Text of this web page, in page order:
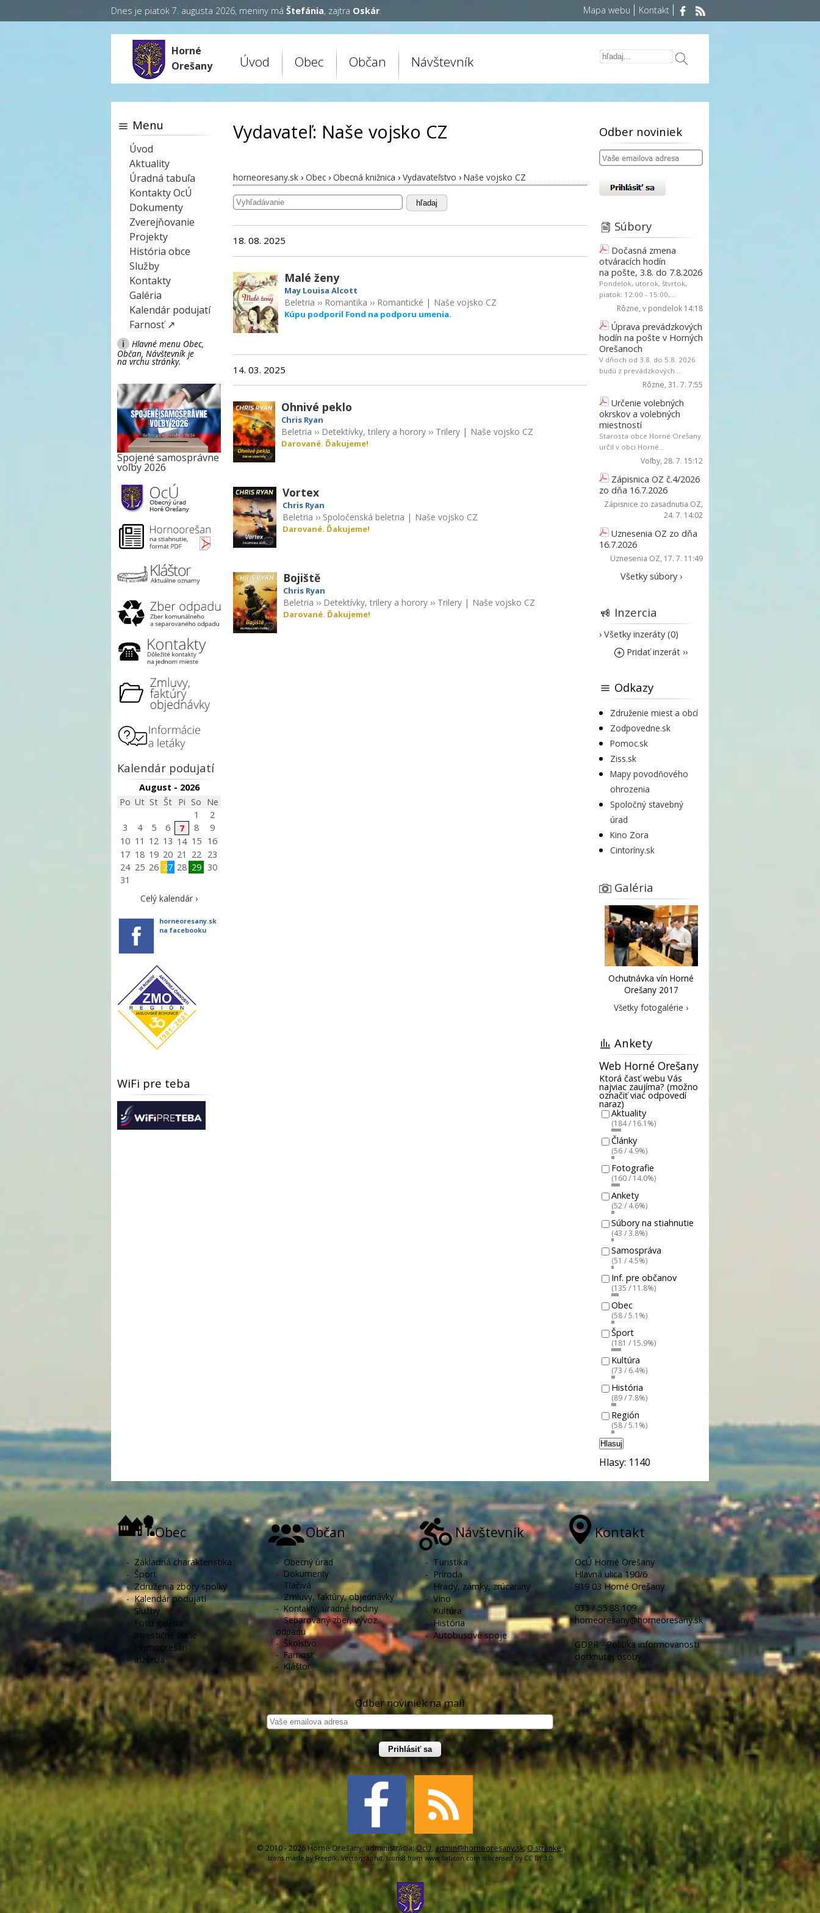
Dnes je piatok 7. augusta 2026, meniny má Štefánia, zajtra Oskár. Mapa webu Kontakt
Horné
Orešany
Úvod Obec Občan Návštevník
Vydavateľ: Naše vojsko CZ
horneoresany.sk › Obec › Obecná knižnica › Vydavateľstvo › Naše vojsko CZ
hľadaj
18. 08. 2025
Malé ženy
May Louisa Alcott
Beletria ›› Romantika ›› Romantické | Naše vojsko CZ
Kúpu podporil Fond na podporu umenia.
14. 03. 2025
Ohnivé peklo
Chris Ryan
Beletria ›› Detektívky, trilery a horory›› Trilery| Naše vojsko CZ
Darované. Ďakujeme!
Vortex
Chris Ryan
Beletria ›› Spoločenská beletria | Naše vojsko CZ
Darované. Ďakujeme!
Bojiště
Chris Ryan
Beletria ›› Detektívky, trilery a horory ›› Trilery | Naše vojsko CZ
Darované. Ďakujeme!
Menu
Úvod
Aktuality
Úradná tabuľa
Kontakty OcÚ
Dokumenty
Zverejňovanie
Projekty
História obce
Služby
Kontakty
Galéria
Kalendár podujatí
Farnosť ↗
i
Hlavné menu Obec,
Občan, Návštevník je
na vrchu stránky.
Spojené samosprávne
voľby 2026
Kalendár podujatí
August - 2026
Po Ut St Št Pi So Ne
1
2
3
4 5 6 7 8
9
10 11 12 13 14 15
16
17 18 19 20 21 22
23
24 25 26 27 28 29
30
31
Celý kalendár ›
horneoresany.sk
na facebooku
WiFi pre teba
Odber noviniek
Súbory
Dočasná zmena
otváracích hodín
na pošte, 3.8. do 7.8.2026
Pondelok, utorok, štvrtok,
piatok: 12:00 - 15:00,...
Rôzne, v pondelok 14:18
Úprava prevádzkových
hodín na pošte v Horných
Orešanoch
V dňoch od 3.8. do 5.8. 2026
budú z prevádzkových...
Rôzne, 31. 7. 7:55
Určenie volebných
okrskov a volebných
miestností
Starosta obce Horné Orešany
určil v obci Horné...
Voľby, 28. 7. 15:12
Zápisnica OZ č.4/2026
zo dňa 16.7.2026
Zápisnice zo zasadnutia OZ,
24. 7. 14:02
Uznesenia OZ zo dňa
16.7.2026
Uznesenia OZ, 17. 7. 11:49
Všetky súbory ›
Inzercia
› Všetky inzeráty (0)
Pridať inzerát ››
Odkazy
Združenie miest a obcí
Zodpovedne.sk
Pomoc.sk
Ziss.sk
Mapy povodňového
ohrozenia
Spoločný stavebný
úrad
Kino Zora
Cintoríny.sk
Galéria
Ochutnávka vín Horné
Orešany 2017
Všetky fotogalérie ›
Ankety
Web Horné Orešany
Ktorá časť webu Vás
najviac zaujíma? (možno
označiť viac odpovedí
naraz)
Aktuality
(184 / 16.1%)
Články
(56 / 4.9%)
Fotografie
(160 / 14.0%)
Ankety
(52 / 4.6%)
Súbory na stiahnutie
(43 / 3.8%)
Samospráva
(51 / 4.5%)
Inf. pre občanov
(135 / 11.8%)
Obec
(58 / 5.1%)
Šport
(181 / 15.9%)
Kultúra
(73 / 6.4%)
História
(89 / 7.8%)
Región
(58 / 5.1%)
Hlasuj
Hlasy: 1140
Obec
- Základná charakteristika
- Šport
- Združenia zbory spolky
-Kalendár podujatí
-Služby
- Foto galéria
- Investičné akcie
-
Hornoorešan
-Inzercia
Občan
-Obecný úrad
- Dokumenty
- Tlačivá
- Zmluvy, faktúry, objednávky
- Kontakty, úradné hodiny
-Separovaný zber, vývoz
odpadu
- Školstvo
- Farnosť
- Kláštor
Návštevník
- Turistika
- Príroda
- Hrady, zámky, zrúcaniny
-Víno
- Kultúra
-História
-Autobusové spoje
Kontakt
OcÚ Horné Orešany
Hlavná ulica 190/6
919 03 Horné Orešany
033 / 55 88 109
horneoresany@horneoresany.sk
GDPR - Politika informovanosti
dotknutej osoby
Odber noviniek na mail
Prihlásiť sa
© 2010 - 2026 Horné Orešany, administrácia: OcU, admin@horneoresany.sk,O stránke,
Icons made by Freepik, Vectorgraphit, Icons8 fromwww.flaticon.com is licensed by CC BY 3.0